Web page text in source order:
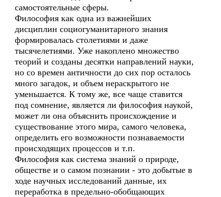
самостоятельные сферы.
Философия как одна из важнейших
дисциплин социогуманитарного знания
формировалась столетиями и даже
тысячелетиями. Уже накоплено множество
теорий и созданы десятки направлений науки,
но со времен античности до сих пор осталось
много загадок, и объем нераскрытого не
уменьшается. К тому же, все чаще ставится
под сомнение, является ли философия наукой,
может ли она объяснить происхождение и
существование этого мира, самого человека,
определить его возможности познаваемости
происходящих процессов и т.п.
Философия как система знаний о природе,
обществе и о самом познании - это добытые в
ходе научных исследований данные, их
переработка в предельно-обобщающих